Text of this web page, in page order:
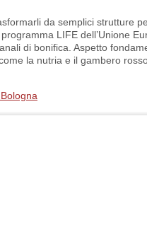
da semplici strutture
LIFE dell’Unione
di bonifica. Aspetto
la nutria e il gambero